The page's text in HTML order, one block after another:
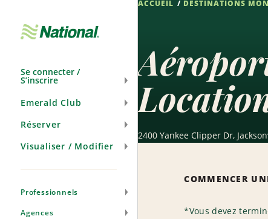
navigation
Se connecter /
S’inscrire
Emerald Club
Réserver
Visualiser / Modifier
Professionnels
Agences
ACCUEIL DESTINATIONS
2400 Yankee Clipper Dr,
COMMENCER
*Vous devez